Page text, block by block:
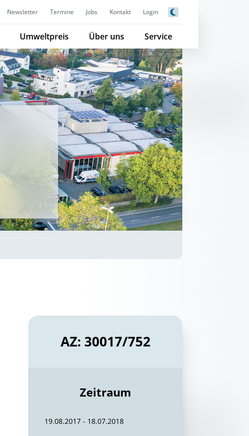
Newsletter Termine Jobs Kontakt Login
Umweltpreis Über uns Service
AZ: 30017/752
Zeitraum
19.08.2017 - 18.07.2018